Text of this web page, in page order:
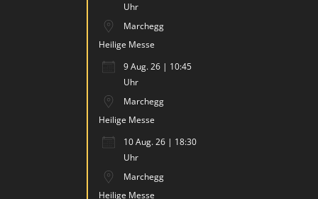
Uhr
Marchegg
Heilige Messe
9 Aug. 26 | 10:45
Uhr
Marchegg
Heilige Messe
10 Aug. 26 | 18:30
Uhr
Marchegg
Heilige Messe